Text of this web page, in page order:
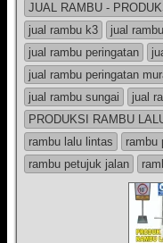
JUAL RAMBU -
jual rambu k3
jual
jual rambu peringatan
jual rambu peringatan
jual rambu sungai
jual
PRODUKSI RAMBU
rambu lalu lintas
rambu
rambu petujuk jalan